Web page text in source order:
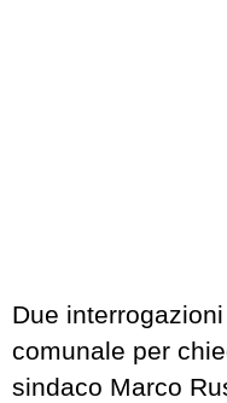
Due
comunale per
sindaco Marco